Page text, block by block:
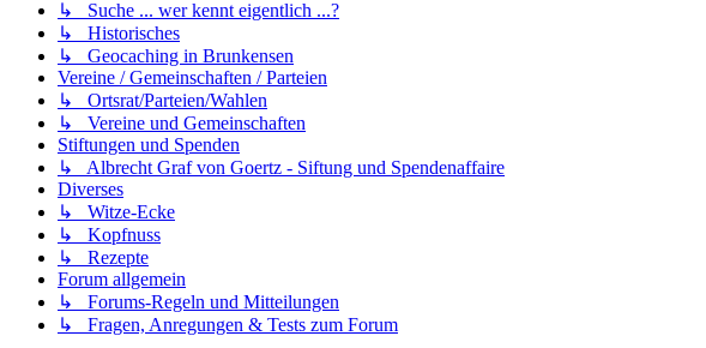
↳ Suche ... wer kennt eigentlich ...?
↳ Historisches
↳ Geocaching in Brunkensen
Vereine / Gemeinschaften / Parteien
↳ Ortsrat/Parteien/Wahlen
↳ Vereine und Gemeinschaften
Stiftungen und Spenden
↳ Albrecht Graf von Goertz - Siftung und Spendenaffaire
Diverses
↳ Witze-Ecke
↳ Kopfnuss
↳ Rezepte
Forum allgemein
↳ Forums-Regeln und Mitteilungen
↳ Fragen, Anregungen & Tests zum Forum